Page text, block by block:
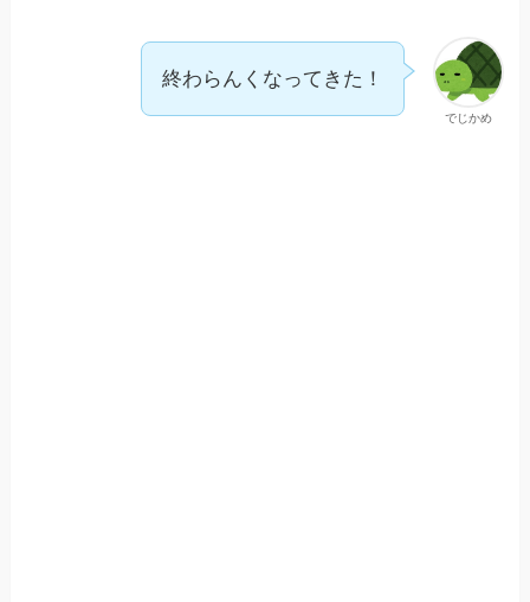
でじかめ
終わらんくなってきた！